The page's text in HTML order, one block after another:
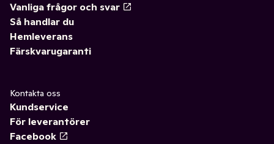
Vanliga frågor och svar
Så handlar du
Hemleverans
Färskvarugaranti
Kontakta oss
Kundservice
För leverantörer
Facebook